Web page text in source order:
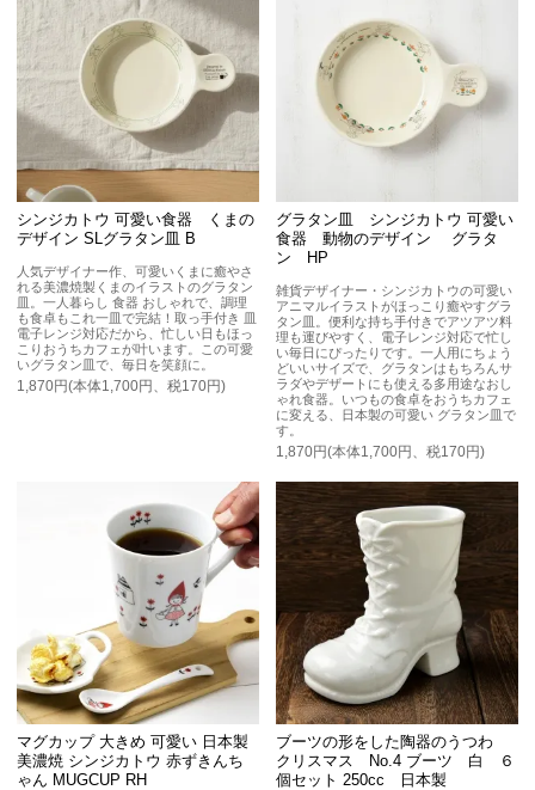
シンジカトウ 可愛い食器 くまの
デザイン SLグラタン皿 B
人気デザイナー作、可愛いくまに癒やさ
れる美濃焼製くまのイラストのグラタン
皿。一人暮らし 食器 おしゃれで、調理
も食卓もこれ一皿で完結！取っ手付き 皿
電子レンジ対応だから、忙しい日もほっ
こりおうちカフェが叶います。この可愛
いグラタン皿で、毎日を笑顔に。
1,870円(本体1,700円、税170円)
グラタン皿 シンジカトウ 可愛い
食器 動物のデザイン グラタ
ン HP
雑貨デザイナー・シンジカトウの可愛い
アニマルイラストがほっこり癒やすグラ
タン皿。便利な持ち手付きでアツアツ料
理も運びやすく、電子レンジ対応で忙し
い毎日にぴったりです。一人用にちょう
どいいサイズで、グラタンはもちろんサ
ラダやデザートにも使える多用途なおし
ゃれ食器。いつもの食卓をおうちカフェ
に変える、日本製の可愛い グラタン皿で
す。
1,870円(本体1,700円、税170円)
マグカップ 大きめ 可愛い 日本製
美濃焼 シンジカトウ 赤ずきんち
ゃん MUGCUP RH
ブーツの形をした陶器のうつわ
クリスマス No.4 ブーツ 白 ６
個セット 250cc 日本製